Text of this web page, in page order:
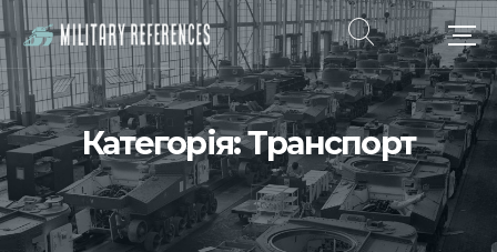
Категорія:Транспорт